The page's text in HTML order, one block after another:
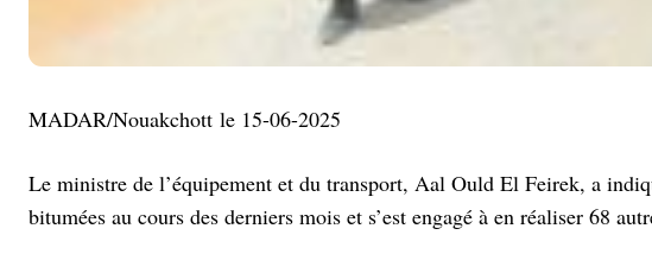
MADAR/Nouakchott le 15-06-2025
Le ministre de l’équipement et du transport, Aal Ould El Feirek, a
bitumées au cours des derniers mois et s’est engagé à en réaliser 68